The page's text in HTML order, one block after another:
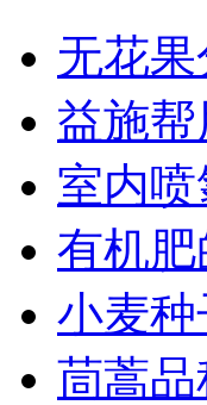
无花
益施
室内
有机肥
小麦
茼蒿品